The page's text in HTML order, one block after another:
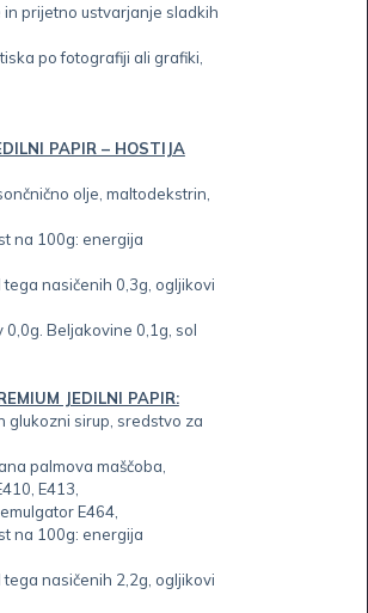
prijetno ustvarjanje sladkih
po fotografiji ali grafiki,
PAPIR – HOSTIJA
olje, maltodekstrin,
na 100g: energija
tega nasičenih 0,3g, ogljikovi
0,0g. Beljakovine 0,1g, sol
JEDILNI PAPIR:
glukozni sirup, sredstvo za
palmova maščoba,
E413,
E464,
na 100g: energija
tega nasičenih 2,2g, ogljikovi